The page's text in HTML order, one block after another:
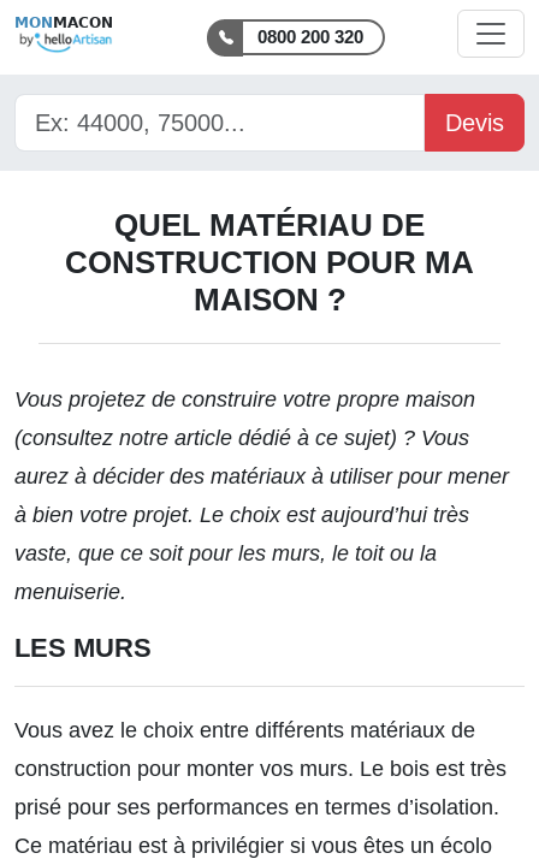
MON MACON
0800 200 320
Devis
QUEL MATÉRIAU DE
CONSTRUCTION POUR MA
MAISON ?
Vous projetez de construire votre propre maison
(consultez notre article dédié à ce sujet) ? Vous
aurez à décider des matériaux à utiliser pour mener
à bien votre projet. Le choix est aujourd’hui très
vaste, que ce soit pour les murs, le toit ou la
menuiserie.
LES MURS
Vous avez le choix entre différents matériaux de
construction pour monter vos murs. Le bois est très
prisé pour ses performances en termes d’isolation.
Ce matériau est à privilégier si vous êtes un écolo